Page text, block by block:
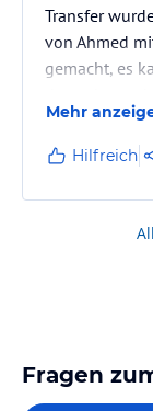
Transfer
von Ahmed
gemacht, es
auf sehr
und uns die
extrem
sowie die
Mehr
Hilfreich
Fragen